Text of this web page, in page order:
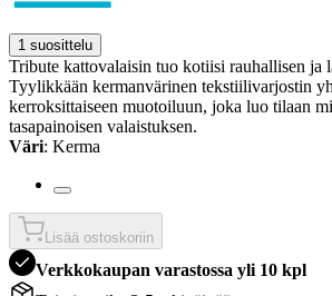
1 suosittelu
Tribute kattovalaisin tuo kotiisi rauhallisen ja
Tyylikkään kermanvärinen tekstiilivarjostin
kerroksittaiseen muotoiluun, joka luo tilaan
tasapainoisen valaistuksen.
Väri: Kerma
Lisää ostoskoriin
Verkkokaupan varastossa yli 10 kpl